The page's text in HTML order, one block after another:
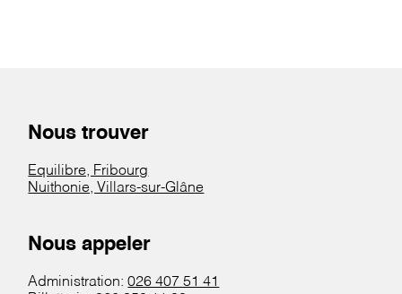
Nous trouver
Equilibre, Fribourg
Nuithonie, Villars-sur-Glâne
Nous appeler
Administration:026 407 51 41